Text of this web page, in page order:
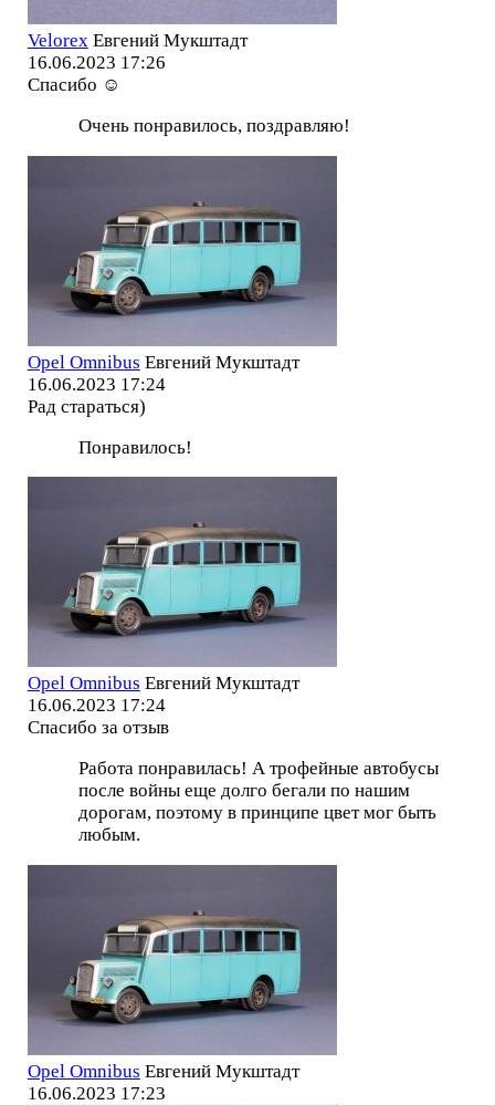
Velorex Евгений Мукштадт
16.06.2023 17:26
Спасибо ☺️
Очень понравилось, поздравляю!
Opel Omnibus Евгений Мукштадт
16.06.2023 17:24
Рад стараться)
Понравилось!
Opel Omnibus Евгений Мукштадт
16.06.2023 17:24
Спасибо за отзыв
Работа понравилась! А трофейные автобусы
после войны еще долго бегали по нашим
дорогам, поэтому в принципе цвет мог быть
любым.
Opel Omnibus Евгений Мукштадт
16.06.2023 17:23